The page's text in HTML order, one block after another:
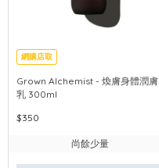
網購店取
Grown Alchemist - 煥膚身體潤膚
乳 300ml
$350
尚餘少量